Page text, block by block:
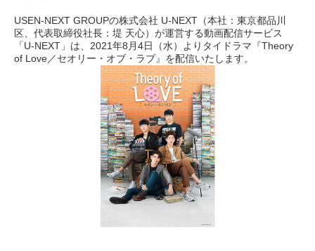
USEN-NEXT GROUPの株式会社 U-NEXT（本社：東京都品川
区、代表取締役社長：堤 天心）が運営する動画配信サービス
「U-NEXT」は、2021年8月4日（水）よりタイドラマ『Theory
of Love／セオリー・オブ・ラブ』を配信いたします。